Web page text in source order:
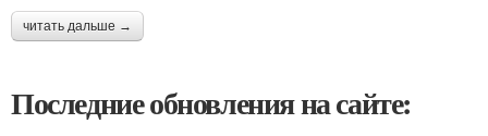
читать дальше →
Последние обновления на сайте: